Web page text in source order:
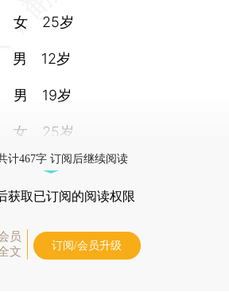
25岁
12岁
19岁
25岁
计467字 订阅后继续阅读
获取已订阅的阅读权限
员
文
订阅/会员升级